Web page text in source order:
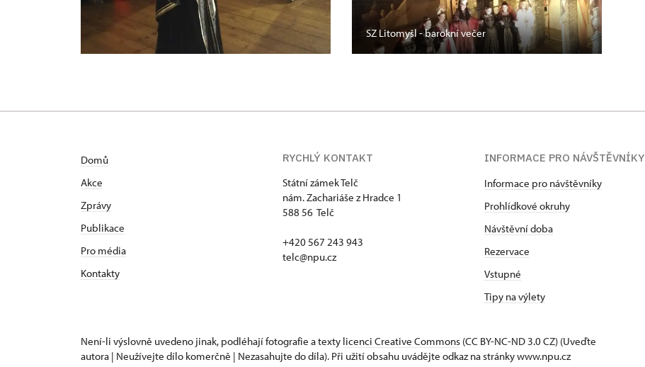
SZ Litomyšl - barokní večer
Domů
Akce
Zprávy
Publikace
Pro média
Kontakty
RYCHLÝ KONTAKT
Státní zámek Telč
nám. Zachariáše z Hradce 1
588 56 Telč
+420 567 243 943
telc@npu.cz
INFORMACE PRO NÁVŠTĚVNÍKY
Informace pro návštěvníky
Prohlídkové okruhy
Návštěvní doba
Rezervace
Vstupné
Tipy na výlety
Není-li výslovně uvedeno jinak, podléhají fotografie a texty licenci Creative Commons (CC BY-NC-ND 3.0 CZ) (Uveďte
autora | Neužívejte dílo komerčně | Nezasahujte do díla). Při užití obsahu uvádějte odkaz na stránky www.npu.cz